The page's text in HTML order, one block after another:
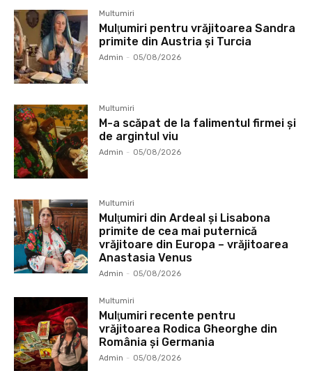
Multumiri
Mulţumiri pentru vrăjitoarea Sandra
primite din Austria și Turcia
Admin - 05/08/2026
Multumiri
M-a scăpat de la falimentul firmei și
de argintul viu
Admin - 05/08/2026
Multumiri
Mulţumiri din Ardeal și Lisabona
primite de cea mai puternică
vrăjitoare din Europa – vrăjitoarea
Anastasia Venus
Admin - 05/08/2026
Multumiri
Mulţumiri recente pentru
vrăjitoarea Rodica Gheorghe din
România și Germania
Admin - 05/08/2026